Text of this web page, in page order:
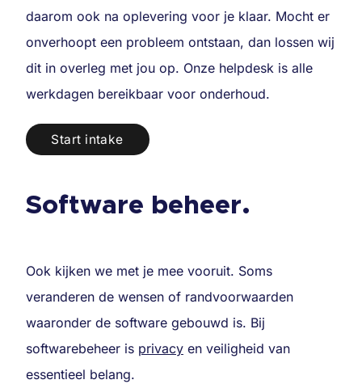
daarom ook na oplevering voor je klaar. Mocht er
onverhoopt een probleem ontstaan, dan lossen wij
dit in overleg met jou op. Onze helpdesk is alle
werkdagen bereikbaar voor onderhoud.
Start intake
Software beheer.
Ook kijken we met je mee vooruit. Soms
veranderen de wensen of randvoorwaarden
waaronder de software gebouwd is. Bij
softwarebeheer is privacy en veiligheid van
essentieel belang.